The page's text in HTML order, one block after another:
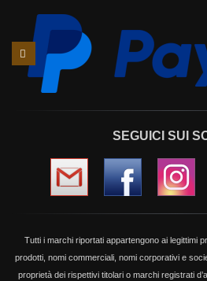
Slide
precedente
SEGUICI SUI
Tutti i marchi riportati appartengono ai legittimi
prodotti, nomi commerciali, nomi corporativi e
proprietà dei rispettivi titolari o marchi registrati